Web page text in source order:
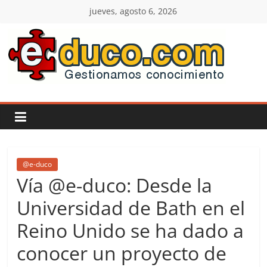
contenido
jueves, agosto 6, 2026
E-
duco:
Gestión
del
Conocimiento
Learn
Do
@e-duco
Vía @e-duco: Desde la
Universidad de Bath en el
Reino Unido se ha dado a
conocer un proyecto de